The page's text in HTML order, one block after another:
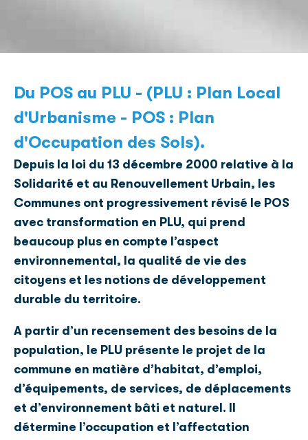
Du POS au PLU - (PLU : Plan Local
d'Urbanisme - POS : Plan
d'Occupation des Sols).
Depuis la loi du 13 décembre 2000 relative à la
Solidarité et au Renouvellement Urbain, les
Communes ont progressivement révisé le POS
avec transformation en PLU, qui prend
beaucoup plus en compte l’aspect
environnemental, la qualité de vie des
citoyens et les notions de développement
durable du territoire.
A partir d’un recensement des besoins de la
population, le PLU présente le projet de la
commune en matière d’habitat, d’emploi,
d’équipements, de services, de déplacements
et d’environnement bâti et naturel. Il
détermine l’occupation et l’affectation